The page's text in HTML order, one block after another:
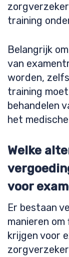
training
Belangrijk
van
worden,
training
behandelen
het
Welke
voor
Er bestaan
manieren
krijgen voor